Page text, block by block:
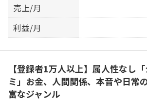
売上/月
利益/月
【登録者1万人以上】属人性なし
ミ」お金、人間関係、本音や日常
富なジャンル